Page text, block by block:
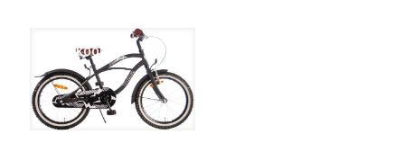
€399,00.
UITVERKOOP